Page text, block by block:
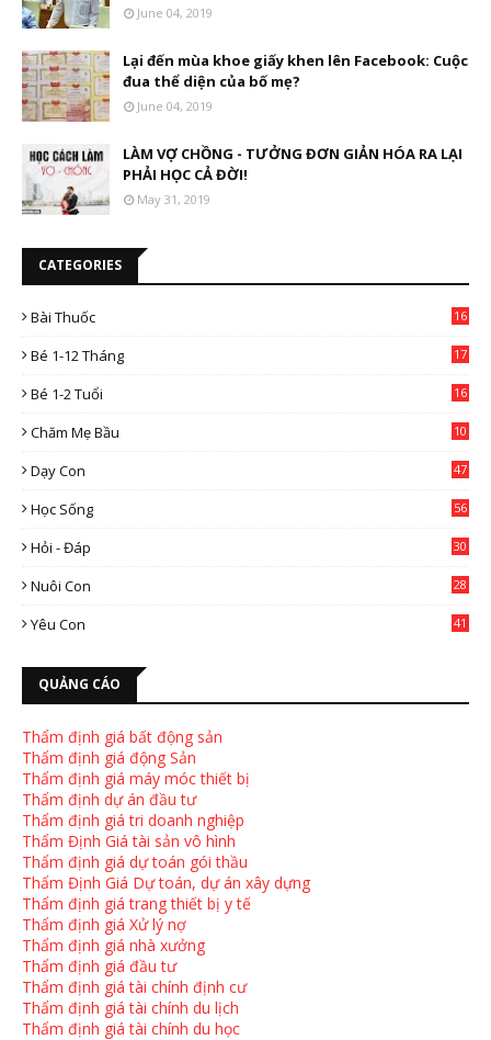
June 04, 2019
Lại đến mùa khoe giấy khen lên Facebook: Cuộc
đua thể diện của bố mẹ?
June 04, 2019
LÀM VỢ CHỒNG - TƯỞNG ĐƠN GIẢN HÓA RA LẠI
PHẢI HỌC CẢ ĐỜI!
May 31, 2019
CATEGORIES
Bài Thuốc
16
Bé 1-12 Tháng 17
Bé 1-2 Tuổi 16
Chăm Mẹ Bầu
10
Dạy Con
47
Học Sống 56
Hỏi - Đáp 30
Nuôi Con
28
Yêu Con
41
QUẢNG CÁO
Thẩm định giá bất động sản
Thẩm định giá động Sản
Thẩm định giá máy móc thiết bị
Thẩm định dự án đầu tư
Thẩm định giá tri doanh nghiệp
Thẩm Định Giá tài sản vô hình
Thẩm định giá dự toán gói thầu
Thẩm Định Giá Dự toán, dự án xây dựng
Thẩm định giá trang thiết bị y tế
Thẩm định giá Xử lý nợ
Thẩm định giá nhà xưởng
Thẩm định giá đầu tư
Thẩm định giá tài chính định cư
Thẩm định giá tài chính du lịch
Thẩm định giá tài chính du học